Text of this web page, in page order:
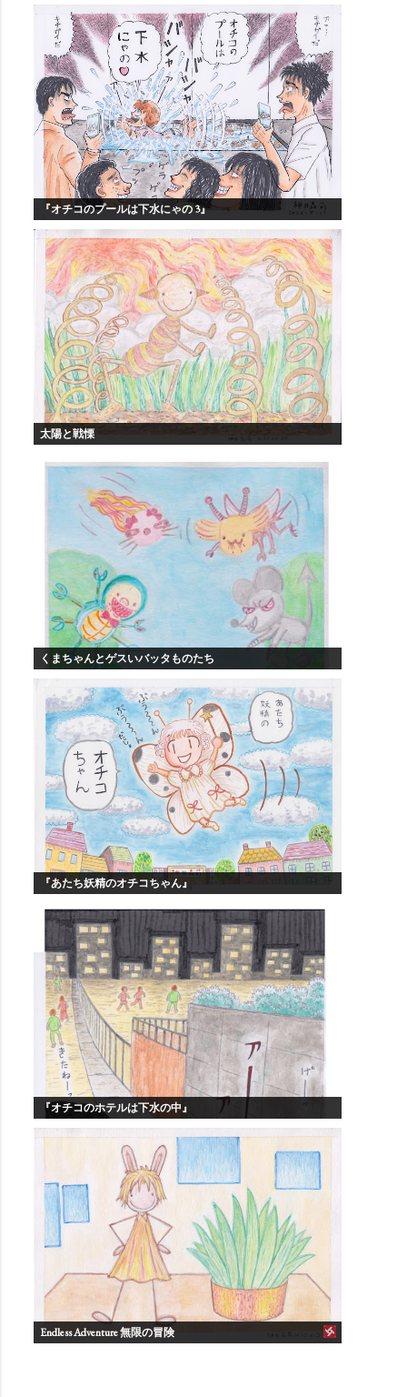
『オチコのプールは下水にゃの 3』
太陽と戦慄
くまちゃんとゲスいバッタものたち
『あたち妖精のオチコちゃん』
『オチコのホテルは下水の中』
Endless Adventure 無限の冒険